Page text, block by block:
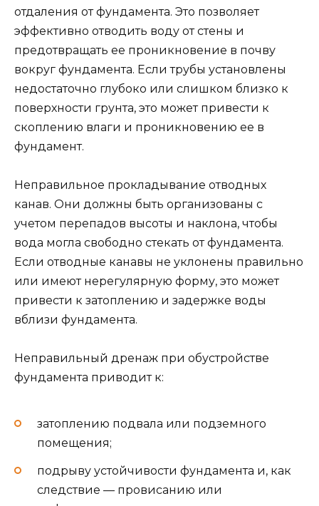
отдаления от фундамента. Это позволяет
эффективно отводить воду от стены и
предотвращать ее проникновение в почву
вокруг фундамента. Если трубы установлены
недостаточно глубоко или слишком близко к
поверхности грунта, это может привести к
скоплению влаги и проникновению ее в
фундамент.
Неправильное прокладывание отводных
канав. Они должны быть организованы с
учетом перепадов высоты и наклона, чтобы
вода могла свободно стекать от фундамента.
Если отводные канавы не уклонены правильно
или имеют нерегулярную форму, это может
привести к затоплению и задержке воды
вблизи фундамента.
Неправильный дренаж при обустройстве
фундамента приводит к:
затоплению подвала или подземного
помещения;
подрыву устойчивости фундамента и, как
следствие — провисанию или